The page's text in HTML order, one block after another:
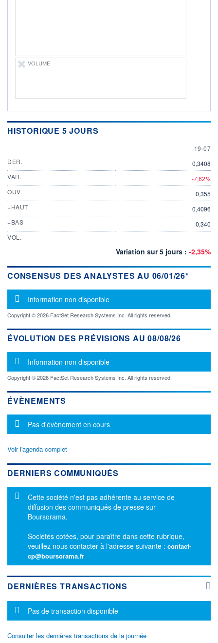
VOLUME
HISTORIQUE 5 JOURS
19 JULY
19-07
DER.
0,3408
VAR.
-7,62%
OUV.
0,355
+HAUT
0,4096
+BAS
0,340
VOL.
-
Variation sur 5 jours : -2,35%
CONSENSUS DES ANALYSTES AU 06/01/26*
Message d'information
Information non disponible
Copyright © 2026 FactSet Research Systems Inc. All rights reserved.
ÉVOLUTION DES PRÉVISIONS AU 08/08/26
Message d'information
Information non disponible
Copyright © 2026 FactSet Research Systems Inc. All rights reserved.
ÉVÈNEMENTS
Message d'information
Pas d'évènement en cours
Voir l'agenda complet
DERNIERS COMMUNIQUÉS
Message d'information
Cette société n'est pas adhérente au service de
diffusion des communiqués de presse sur
Boursorama.
Sociétés cotées, pour paraître dans cette rubrique,
veuillez nous contacter à l'adresse suivante : contact-
cp@boursorama.fr
DERNIÈRES TRANSACTIONS
Message d'information
Pas de transaction disponible
Consulter les dernières transactions de la journée